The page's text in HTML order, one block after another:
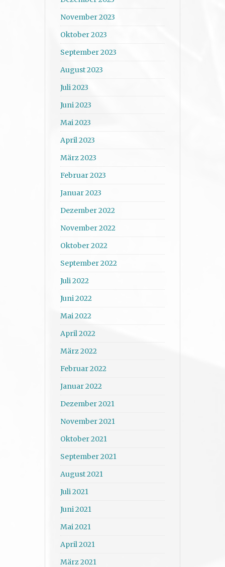
November 2023
Oktober 2023
September 2023
August 2023
Juli 2023
Juni 2023
Mai 2023
April 2023
März 2023
Februar 2023
Januar 2023
Dezember 2022
November 2022
Oktober 2022
September 2022
Juli 2022
Juni 2022
Mai 2022
April 2022
März 2022
Februar 2022
Januar 2022
Dezember 2021
November 2021
Oktober 2021
September 2021
August 2021
Juli 2021
Juni 2021
Mai 2021
April 2021
März 2021